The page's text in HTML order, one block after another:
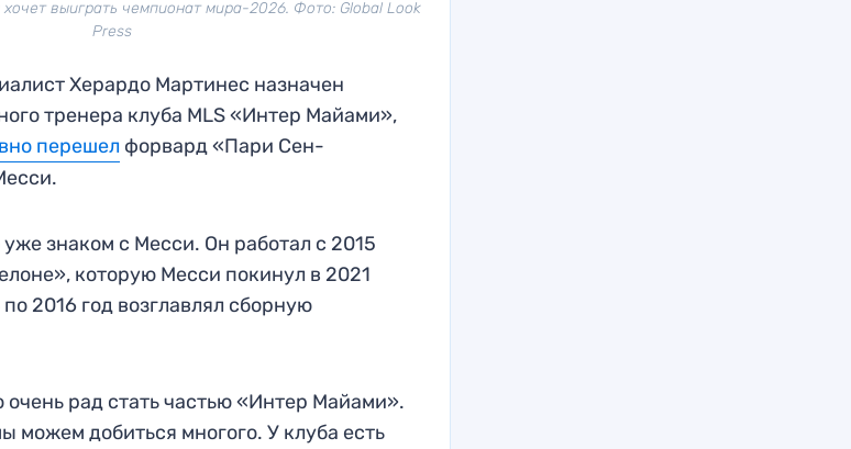
выиграть чемпионат мира-2026. Фото: Global Look
Press
Херардо Мартинес назначен
тренера клуба MLS «Интер Майами»,
перешел форвард «Пари Сен-
знаком с Месси. Он работал с 2015
которую Месси покинул в 2021
2016 год возглавлял сборную
очень рад стать частью «Интер Майами».
можем добиться многого. У клуба есть